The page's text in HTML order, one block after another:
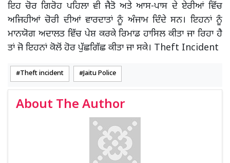
ਇਹ ਚੋਰ ਗਿਰੋਹ ਪਹਿਲਾ ਵੀ ਜੈਤੋ ਅਤੇ ਆਸ-ਪਾਸ ਦੇ ਏਰੀਆਂ ਵਿੱਚ
ਅਜਿਹੀਆਂ ਚੋਰੀ ਦੀਆਂ ਵਾਰਦਾਤਾਂ ਨੂੰ ਅੰਜਾਮ ਦਿੰਦੇ ਸਨ। ਇਹਨਾਂ ਨੂੰ
ਮਾਨਯੋਗ ਅਦਾਲਤ ਵਿੱਚ ਪੇਸ਼ ਕਰਕੇ ਰਿਮਾਂਡ ਹਾਸਿਲ ਕੀਤਾ ਜਾ ਰਿਹਾ ਹੈ
ਤਾਂ ਜੋ ਇਹਨਾਂ ਕੋਲੋਂ ਹੋਰ ਪੁੱਛਗਿੱਛ ਕੀਤਾ ਜਾ ਸਕੇ। Theft Incident
Theft incident Jaitu Police
About The Author